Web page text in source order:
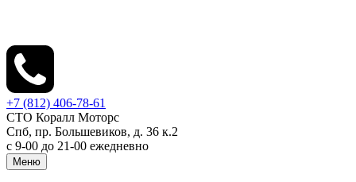
+7 (812) 406-78-61
СТО Коралл Моторс
Спб, пр. Большевиков, д. 36 к.2
с 9-00 до 21-00 ежедневно
Меню